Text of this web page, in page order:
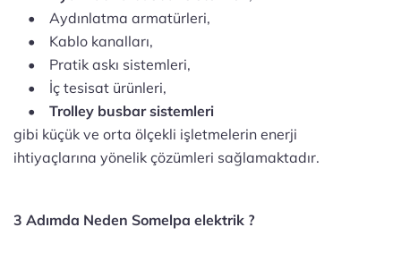
• Aydınlatma armatürleri,
• Kablo kanalları,
• Pratik askı sistemleri,
• İç tesisat ürünleri,
• Trolley busbar sistemleri
gibi küçük ve orta ölçekli işletmelerin enerji
ihtiyaçlarına yönelik çözümleri sağlamaktadır.
3 Adımda Neden Somelpa elektrik ?